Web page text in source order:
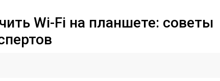
Wi-Fi на планшете: советы